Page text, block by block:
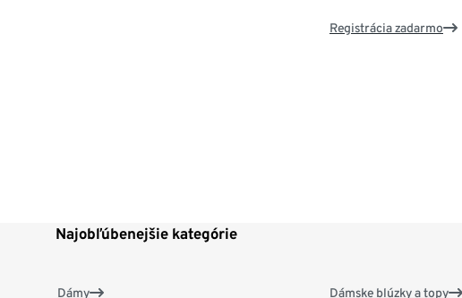
Registrácia zadarmo
Najobľúbenejšie kategórie
Dámy Dámske blúzky a topy